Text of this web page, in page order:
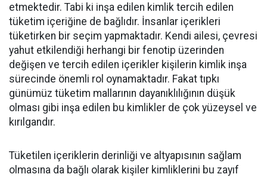
etmektedir. Tabi ki inşa edilen kimlik tercih edilen
tüketim içeriğine de bağlıdır. İnsanlar içerikleri
tüketirken bir seçim yapmaktadır. Kendi ailesi, çevresi
yahut etkilendiği herhangi bir fenotip üzerinden
değişen ve tercih edilen içerikler kişilerin kimlik inşa
sürecinde önemli rol oynamaktadır. Fakat tıpkı
günümüz tüketim mallarının dayanıklılığının düşük
olması gibi inşa edilen bu kimlikler de çok yüzeysel ve
kırılgandır.
Tüketilen içeriklerin derinliği ve altyapısının sağlam
olmasına da bağlı olarak kişiler kimliklerini bu zayıf